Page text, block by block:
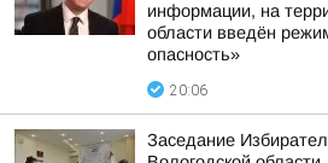
информации, на
области введён
опасность»
20:06
Заседание